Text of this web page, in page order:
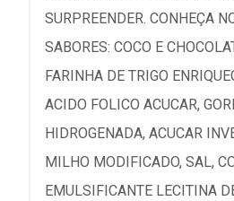
SURPREENDER. CONHEÇA
SABORES: COCO E
FARINHA DE TRIGO
ACIDO FOLICO ACUCAR,
HIDROGENADA, ACUCAR
MILHO MODIFICADO, SAL,
EMULSIFICANTE LECITINA